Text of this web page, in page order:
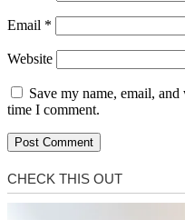
Email *
Website
Save my name, email,
time I comment.